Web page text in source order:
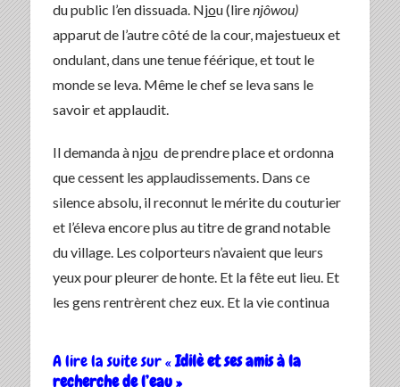
du public l’en dissuada. Njou (lirenjôwou)
apparut de l’autre côté de la cour, majestueux et
ondulant, dans une tenue féérique, et tout le
monde se leva. Même le chef se leva sans le
savoir et applaudit.
Il demanda à njou de prendre place et ordonna
que cessent les applaudissements. Dans ce
silence absolu, il reconnut le mérite du couturier
et l’éleva encore plus au titre de grand notable
du village. Les colporteurs n’avaient que leurs
yeux pour pleurer de honte. Et la fête eut lieu. Et
les gens rentrèrent chez eux. Et la vie continua
A lire la suite sur «Idilè et ses amis à la
recherche de l’eau »